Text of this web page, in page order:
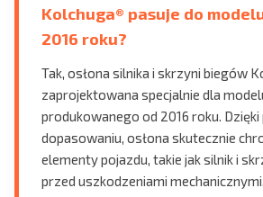
Kolchuga® pasuje do
2016 roku?
Tak, osłona silnika i skrzyni biegów
zaprojektowana specjalnie dla
produkowanego od 2016 roku.
dopasowaniu, osłona skutecznie
elementy pojazdu, takie jak silnik i
przed uszkodzeniami